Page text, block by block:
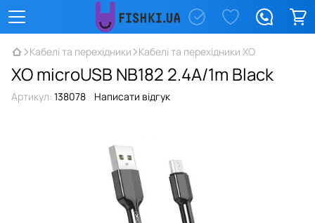
Кабелі та перехідники Кабелі та перехідники XO
XO microUSB NB182 2.4A/1m Black
Артикул: 138078 Написати відгук